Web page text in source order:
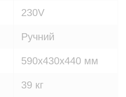
230V
Ручний
590x430x440 мм
39 кг